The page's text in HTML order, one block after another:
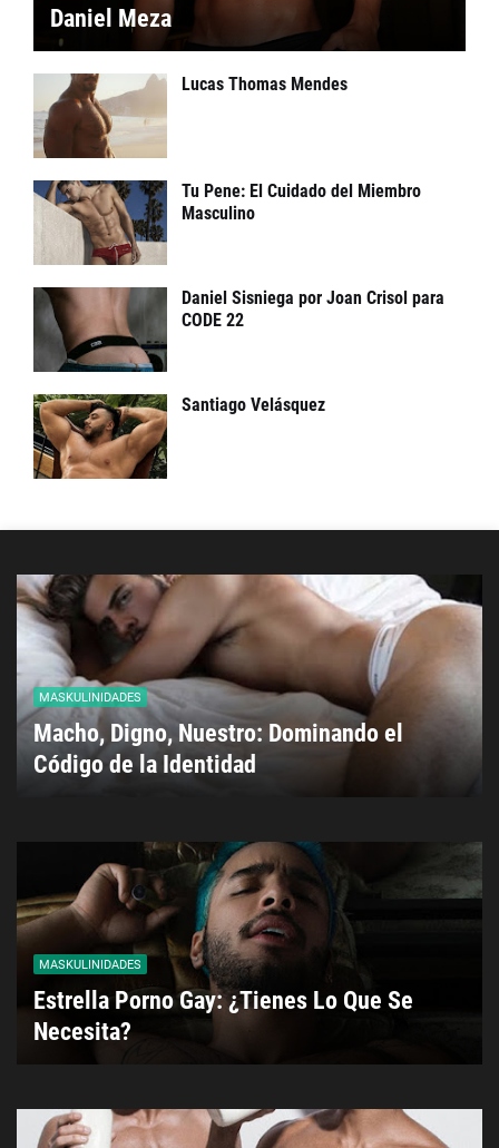
Daniel Meza
Lucas Thomas Mendes
Tu Pene: El Cuidado del Miembro
Masculino
Daniel Sisniega por Joan Crisol para
CODE 22
Santiago Velásquez
MASKULINIDADES
Macho, Digno, Nuestro: Dominando el
Código de la Identidad
MASKULINIDADES
Estrella Porno Gay: ¿Tienes Lo Que Se
Necesita?